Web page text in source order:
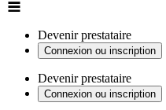
Devenir prestataire
Connexion ou inscription
Devenir prestataire
Connexion ou inscription